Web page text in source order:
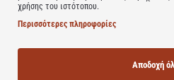
DICALCIUM PHOSPHATE, SILICA,
(SWEET ALMOND) OIL,
HYPERICUM PERFORATUM OIL,
χρήσης του ιστότοπου.
Περισσότερες πληροφορίες
Αποδοχή